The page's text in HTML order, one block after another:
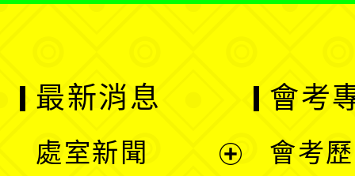
最新消息
處室新聞
會考
會考